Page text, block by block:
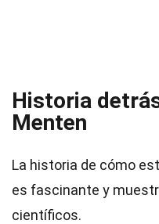
Historia
Menten
La historia de cómo
es fascinante y
científicos.